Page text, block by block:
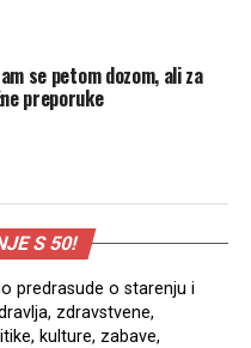
se petom dozom, ali za
preporuke
S 50!
predrasude o starenju i
zdravstvene,
kulture, zabave,